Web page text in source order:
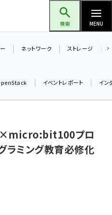
検索 MENU
間と築いた勝利の絆～ (2297)
山佳須夫のヒント集！ (2008)
ネットワーク ストレージ
イベントレポート イン
プロ
ラミング教育必修化